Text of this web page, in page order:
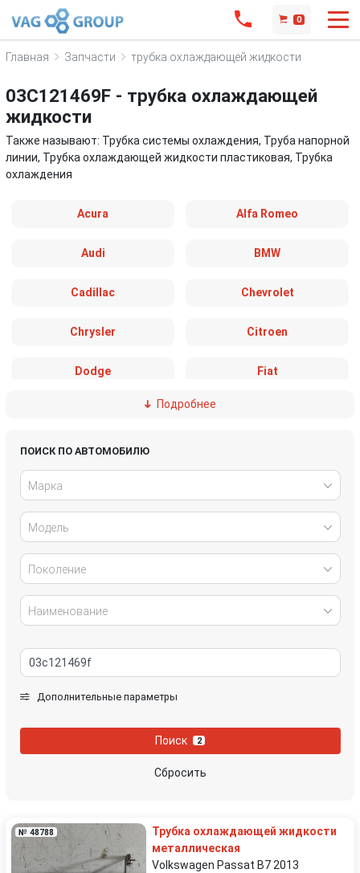
0
Главная Запчасти трубка охлаждающей жидкости
03C121469F - трубка охлаждающей
жидкости
Также называют: Трубка системы охлаждения, Труба напорной
линии, Трубка охлаждающей жидкости пластиковая, Трубка
охлаждения
Acura Alfa Romeo
Audi BMW
Cadillac Chevrolet
Chrysler Citroen
Dodge Fiat
Honda
Kia
Land Rover
Mazda Mercedes-Benz
Nissan Opel
SEAT
Подробнее
ПОИСК ПО АВТОМОБИЛЮ
Марка
Модель
Поколение
Наименование
Дополнительные параметры
Поиск 2
Сбросить
№ 48788
Трубка охлаждающей жидкости
металлическая
Volkswagen Passat B7 2013